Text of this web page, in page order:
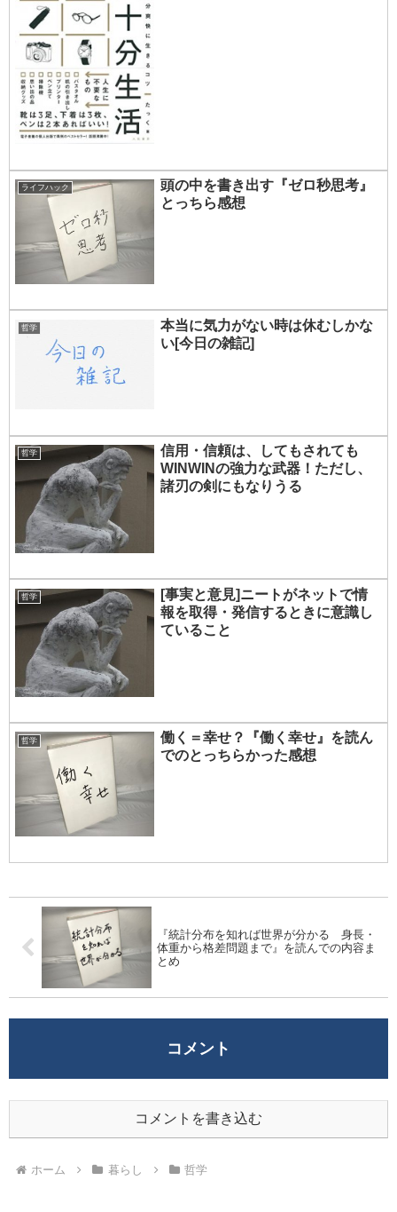
ライフハック
頭の中を書き出す『ゼロ秒思考』
とっちら感想
哲学
本当に気力がない時は休むしかな
い[今日の雑記]
哲学
信用・信頼は、してもされても
WINWINの強力な武器！ただし、
諸刃の剣にもなりうる
哲学
[事実と意見]ニートがネットで情
報を取得・発信するときに意識し
ていること
哲学
働く＝幸せ？『働く幸せ』を読ん
でのとっちらかった感想
『統計分布を知れば世界が分かる 身長・
体重から格差問題まで』を読んでの内容ま
とめ
コメント
コメントを書き込む
ホーム 暮らし 哲学